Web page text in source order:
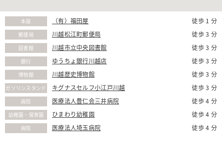
本屋 （有）福田屋 徒歩 1 分
郵便局 川越松江町郵便局 徒歩 3 分
図書館 川越市立中央図書館 徒歩 3 分
銀行 ゆうちょ銀行川越店 徒歩 3 分
博物館 川越歴史博物館 徒歩 3 分
ガソリンスタンド キグナスセルフ小江戸川越 徒歩 3 分
病院 医療法人豊仁会三井病院 徒歩 4 分
幼稚園・保育園 ひまわり幼稚園 徒歩 4 分
病院 医療法人埼玉病院 徒歩 4 分